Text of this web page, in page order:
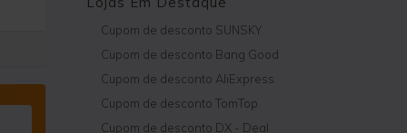
Cupom de desconto SUNSKY
Cupom de desconto Bang Good
Cupom de desconto AliExpress
Cupom de desconto TomTop
Cupom de desconto DX - Deal